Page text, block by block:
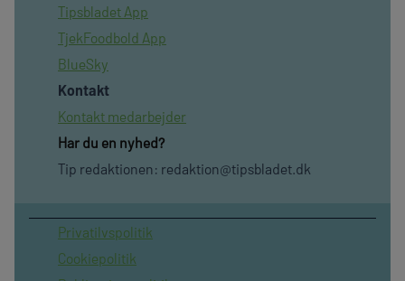
Tipsbladet App
TjekFoodbold App
BlueSky
Kontakt
Kontakt medarbejder
Har du en nyhed?
Tip redaktionen: redaktion@tipsbladet.dk
Privatilvspolitik
Cookiepolitik